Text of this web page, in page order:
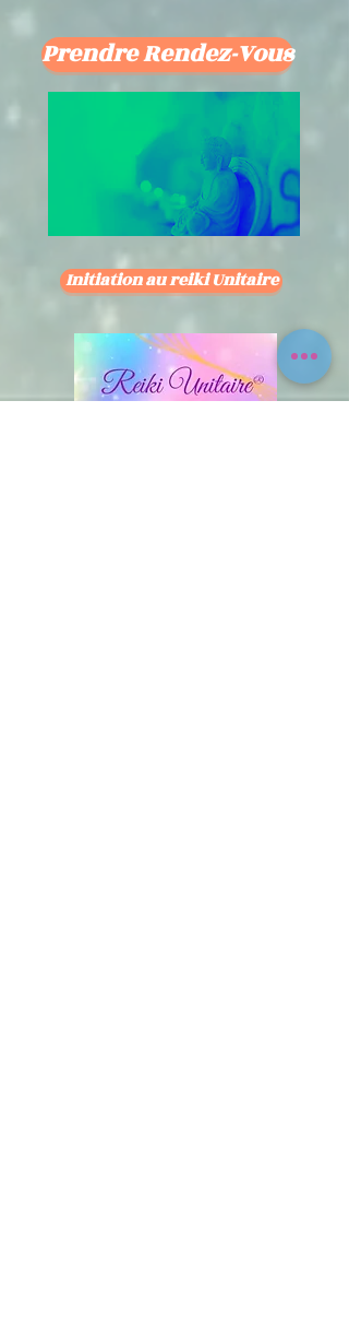
Prendre Rendez-Vous
Initiation au reiki Unitaire